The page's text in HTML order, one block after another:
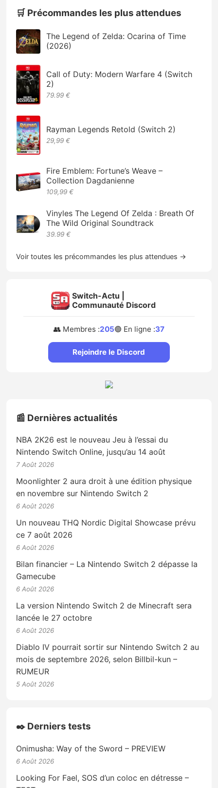
🛒 Précommandes les plus attendues
The Legend of Zelda: Ocarina of Time
(2026)
Call of Duty: Modern Warfare 4 (Switch
2)
79.99 €
Rayman Legends Retold (Switch 2)
29,99 €
Fire Emblem: Fortune’s Weave –
Collection Dagdanienne
109,99 €
Vinyles The Legend Of Zelda : Breath Of
The Wild Original Soundtrack
39.99 €
Voir toutes les précommandes les plus attendues →
Switch-Actu |
Communauté Discord
👥 Membres :205🟢 En ligne :37
Rejoindre le Discord
📰 Dernières actualités
NBA 2K26 est le nouveau Jeu à l’essai du
Nintendo Switch Online, jusqu’au 14 août
7 Août 2026
Moonlighter 2 aura droit à une édition physique
en novembre sur Nintendo Switch 2
6 Août 2026
Un nouveau THQ Nordic Digital Showcase prévu
ce 7 août 2026
6 Août 2026
Bilan financier – La Nintendo Switch 2 dépasse la
Gamecube
6 Août 2026
La version Nintendo Switch 2 de Minecraft sera
lancée le 27 octobre
6 Août 2026
Diablo IV pourrait sortir sur Nintendo Switch 2 au
mois de septembre 2026, selon Billbil-kun –
RUMEUR
5 Août 2026
✒️ Derniers tests
Onimusha: Way of the Sword – PREVIEW
6 Août 2026
Looking For Fael, SOS d’un coloc en détresse –